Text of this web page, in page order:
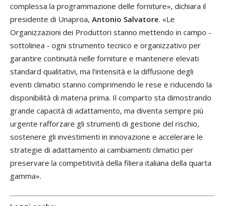
complessa la programmazione delle forniture», dichiara il
presidente di Unaproa, Antonio Salvatore. «Le
Organizzazioni dei Produttori stanno mettendo in campo -
sottolinea - ogni strumento tecnico e organizzativo per
garantire continuità nelle forniture e mantenere elevati
standard qualitativi, ma l'intensità e la diffusione degli
eventi climatici stanno comprimendo le rese e riducendo la
disponibilità di materia prima. Il comparto sta dimostrando
grande capacità di adattamento, ma diventa sempre più
urgente rafforzare gli strumenti di gestione del rischio,
sostenere gli investimenti in innovazione e accelerare le
strategie di adattamento ai cambiamenti climatici per
preservare la competitività della filiera italiana della quarta
gamma».